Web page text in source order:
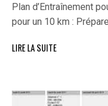
Plan d’Entraînement
pour un 10 km :
LIRE LA SUITE